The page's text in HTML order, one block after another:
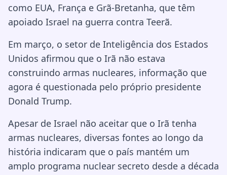
como EUA, França e Grã-Bretanha, que têm
apoiado Israel na guerra contra Teerã.
Em março, o setor de Inteligência dos Estados
Unidos afirmou que o Irã não estava
construindo armas nucleares, informação que
agora é questionada pelo próprio presidente
Donald Trump.
Apesar de Israel não aceitar que o Irã tenha
armas nucleares, diversas fontes ao longo da
história indicaram que o país mantém um
amplo programa nuclear secreto desde a década